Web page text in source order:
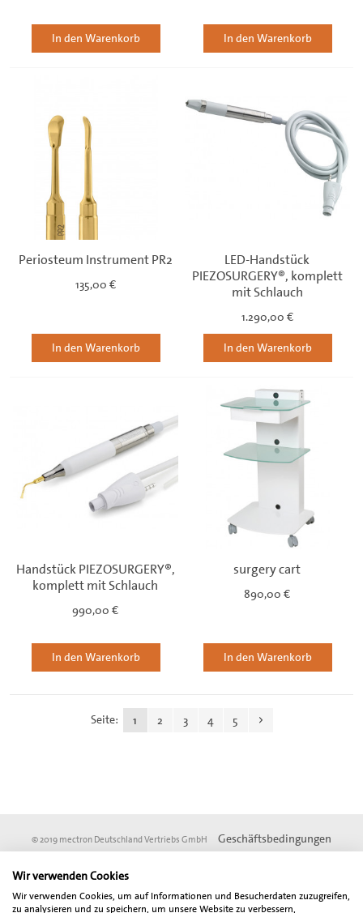
In den Warenkorb In den Warenkorb
Periosteum Instrument PR2
135,00 €
In den Warenkorb
LED-Handstück
PIEZOSURGERY®, komplett
mit Schlauch
1.290,00 €
In den Warenkorb
Handstück PIEZOSURGERY®,
komplett mit Schlauch
990,00 €
In den Warenkorb
surgery cart
890,00 €
In den Warenkorb
Seite: 1 2 3 4 5
© 2019 mectron Deutschland Vertriebs GmbH
Geschäftsbedingungen
Fundgrube. Alle angegebenen Preise sind Netto-Preise und verstehen sich zzgl.
Wir verwenden Cookies
Wir verwenden Cookies, um auf Informationen und Besucherdaten zuzugreifen,
zu analysieren und zu speichern, um unsere Website zu verbessern,